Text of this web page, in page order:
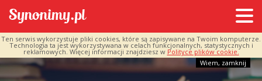
Ten serwis wykorzystuje pliki cookies, które są zapisywane na Twoim komputerze.
Technologia ta jest wykorzystywana w celach funkcjonalnych, statystycznych i
reklamowych. Więcej informacji znajdziesz w Polityce plików cookie.
Wiem, zamknij